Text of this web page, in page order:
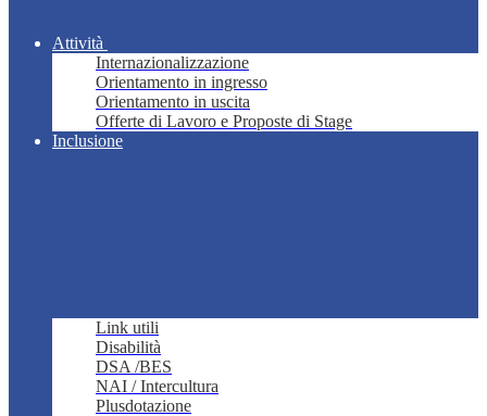
Attività
Internazionalizzazione
Orientamento in ingresso
Orientamento in uscita
Offerte di Lavoro e Proposte di Stage
Inclusione
Link utili
Disabilità
DSA /BES
NAI / Intercultura
Plusdotazione